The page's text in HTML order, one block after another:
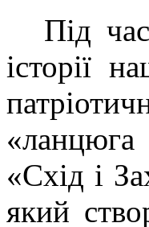
Під
історії
«ланцюга
«Схід і
який